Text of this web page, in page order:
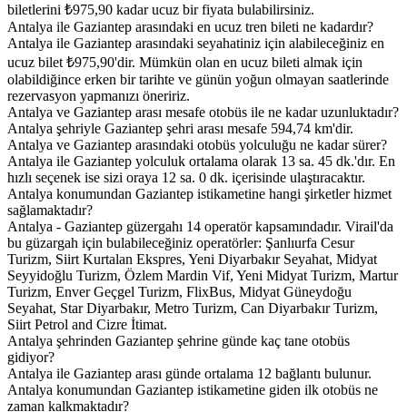
biletlerini ₺975,90 kadar ucuz bir fiyata bulabilirsiniz.
Antalya ile Gaziantep arasındaki en ucuz tren bileti ne kadardır?
Antalya ile Gaziantep arasındaki seyahatiniz için alabileceğiniz en
ucuz bilet ₺975,90'dir. Mümkün olan en ucuz bileti almak için
olabildiğince erken bir tarihte ve günün yoğun olmayan saatlerinde
rezervasyon yapmanızı öneririz.
Antalya ve Gaziantep arası mesafe otobüs ile ne kadar uzunluktadır?
Antalya şehriyle Gaziantep şehri arası mesafe 594,74 km'dir.
Antalya ve Gaziantep arasındaki otobüs yolculuğu ne kadar sürer?
Antalya ile Gaziantep yolculuk ortalama olarak 13 sa. 45 dk.'dır. En
hızlı seçenek ise sizi oraya 12 sa. 0 dk. içerisinde ulaştıracaktır.
Antalya konumundan Gaziantep istikametine hangi şirketler hizmet
sağlamaktadır?
Antalya - Gaziantep güzergahı 14 operatör kapsamındadır. Virail'da
bu güzargah için bulabileceğiniz operatörler: Şanlıurfa Cesur
Turizm, Siirt Kurtalan Ekspres, Yeni Diyarbakır Seyahat, Midyat
Seyyidoğlu Turizm, Özlem Mardin Vif, Yeni Midyat Turizm, Martur
Turizm, Enver Geçgel Turizm, FlixBus, Midyat Güneydoğu
Seyahat, Star Diyarbakır, Metro Turizm, Can Diyarbakır Turizm,
Siirt Petrol and Cizre İtimat.
Antalya şehrinden Gaziantep şehrine günde kaç tane otobüs
gidiyor?
Antalya ile Gaziantep arası günde ortalama 12 bağlantı bulunur.
Antalya konumundan Gaziantep istikametine giden ilk otobüs ne
zaman kalkmaktadır?